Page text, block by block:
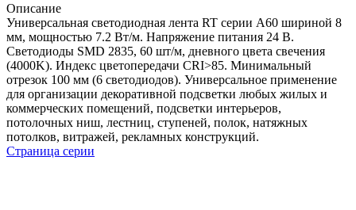
Описание
Универсальная светодиодная лента RT серии A60 шириной 8
мм, мощностью 7.2 Вт/м. Напряжение питания 24 В.
Светодиоды SMD 2835, 60 шт/м, дневного цвета свечения
(4000K). Индекс цветопередачи CRI>85. Минимальный
отрезок 100 мм (6 светодиодов). Универсальное применение
для организации декоративной подсветки любых жилых и
коммерческих помещений, подсветки интерьеров,
потолочных ниш, лестниц, ступеней, полок, натяжных
потолков, витражей, рекламных конструкций.
Страница серии